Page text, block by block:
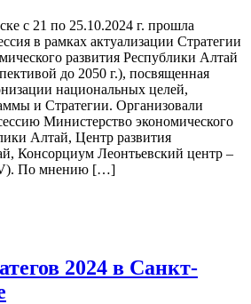
с 21 по 25.10.2024 г. прошла
в рамках актуализации Стратегии
развития Республики Алтай
до 2050 г.), посвященная
национальных целей,
и Стратегии. Организовали
Министерство экономического
Алтай, Центр развития
Консорциум Леонтьевский центр –
По мнению […]
2024 в Санкт-